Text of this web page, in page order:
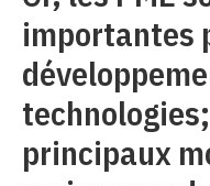
importantes
principaux